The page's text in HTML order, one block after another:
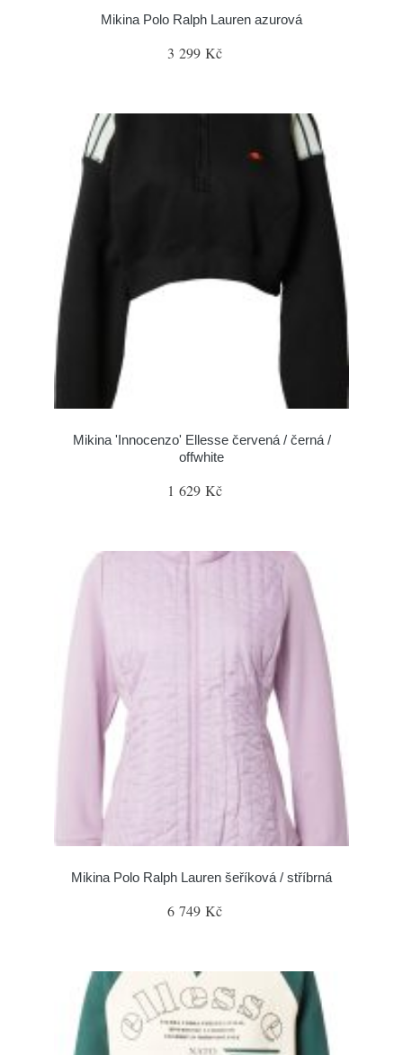
Mikina Polo Ralph Lauren azurová
3 299 Kč
Mikina 'Innocenzo' Ellesse červená / černá /
offwhite
1 629 Kč
Mikina Polo Ralph Lauren šeříková / stříbrná
6 749 Kč